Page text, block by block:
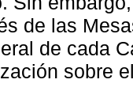
de las
de cada
sobre